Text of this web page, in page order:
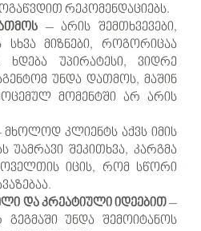
რეკომენდაციებს.
– არის შემთხვევები,
მიზნები, როგორიცაა
ხდება უპირატესი, ვიდრე
უნდა დათმოს, მაშინ
მომენტში არ არის
კლიენტს აქვს იმის
უამრავი შეკითხვა, კარგმა
იცის, რომ სწორი
და კრეატიული იდეებით–
გეგმაში უნდა შემოიტანოს